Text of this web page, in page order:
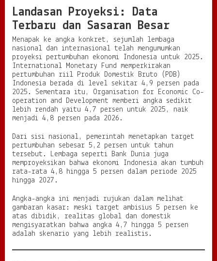
a
T
n
n
a
,
d
P
e
l
u
a
Landasan Proyeksi: Data
Terbaru dan Sasaran Besar
Menapak ke angka konkret, sejumlah lembaga
nasional dan internasional telah mengumumkan
proyeksi pertumbuhan ekonomi Indonesia untuk 2025.
International Monetary Fund memperkirakan
pertumbuhan riil Produk Domestik Bruto (PDB)
Indonesia berada di level sekitar 4,9 persen pada
2025. Sementara itu, Organisation for Economic Co-
operation and Development memberi angka sedikit
lebih rendah yaitu 4,7 persen untuk 2025, naik
menjadi 4,8 persen pada 2026.
Dari sisi nasional, pemerintah menetapkan target
pertumbuhan sebesar 5,2 persen untuk tahun
tersebut. Lembaga seperti Bank Dunia juga
memproyeksikan bahwa ekonomi Indonesia akan tumbuh
rata-rata 4,8 hingga 5 persen dalam periode 2025
hingga 2027.
Angka-angka ini menjadi rujukan dalam melihat
gambaran kasar: meski target ambisius 5 persen ke
atas dibidik, realitas global dan domestik
mengisyaratkan bahwa angka 4,7 hingga 5 persen
adalah skenario yang lebih realistis.